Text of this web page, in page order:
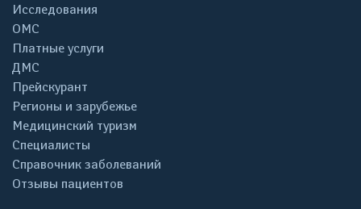
Исследования
ОМС
Платные услуги
ДМС
Прейскурант
Регионы и зарубежье
Медицинский туризм
Специалисты
Справочник заболеваний
Отзывы пациентов